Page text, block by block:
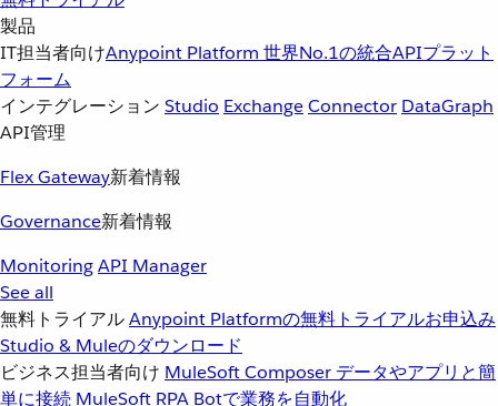
製品
IT担当者向けAnypoint Platform 世界No.1の統合APIプラット
フォーム
インテグレーション Studio ExchangeConnector DataGraph
API管理
Flex Gateway新着情報
Governance新着情報
MonitoringAPI Manager
See all
無料トライアルAnypoint Platformの無料トライアルお申込み
Studio & Muleのダウンロード
ビジネス担当者向け MuleSoft Composer データやアプリと簡
単に接続 MuleSoft RPA Botで業務を自動化